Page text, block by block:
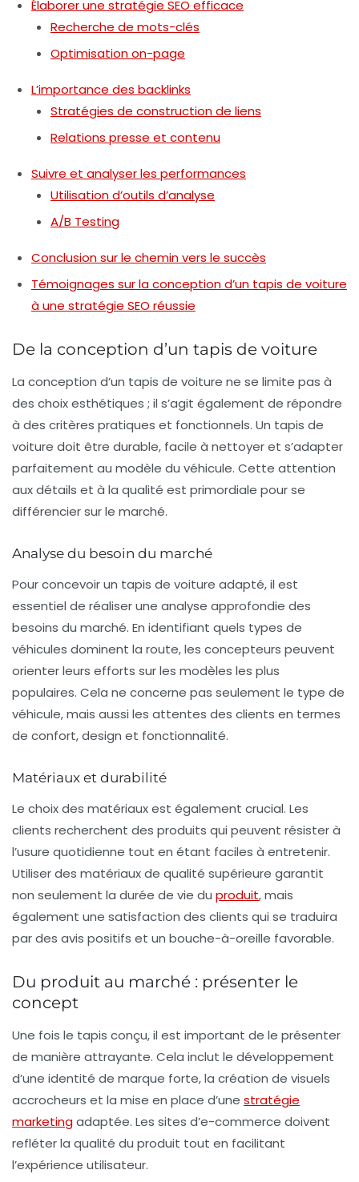
Élaborer une stratégie SEO efficace
Recherche de mots-clés
Optimisation on-page
L’importance des backlinks
Stratégies de construction de liens
Relations presse et contenu
Suivre et analyser les performances
Utilisation d’outils d’analyse
A/B Testing
Conclusion sur le chemin vers le succès
Témoignages sur la conception d’un tapis de voiture
à une stratégie SEO réussie
De la conception d’un tapis de voiture
La conception d’un tapis de voiture ne se limite pas à
des choix esthétiques ; il s’agit également de répondre
à des critères pratiques et fonctionnels. Un tapis de
voiture doit être durable, facile à nettoyer et s’adapter
parfaitement au modèle du véhicule. Cette attention
aux détails et à la qualité est primordiale pour se
différencier sur le marché.
Analyse du besoin du marché
Pour concevoir un tapis de voiture adapté, il est
essentiel de réaliser une analyse approfondie des
besoins du marché. En identifiant quels types de
véhicules dominent la route, les concepteurs peuvent
orienter leurs efforts sur les modèles les plus
populaires. Cela ne concerne pas seulement le type de
véhicule, mais aussi les attentes des clients en termes
de confort, design et fonctionnalité.
Matériaux et durabilité
Le choix des matériaux est également crucial. Les
clients recherchent des produits qui peuvent résister à
l’usure quotidienne tout en étant faciles à entretenir.
Utiliser des matériaux de qualité supérieure garantit
non seulement la durée de vie du produit, mais
également une satisfaction des clients qui se traduira
par des avis positifs et un bouche-à-oreille favorable.
Du produit au marché : présenter le
concept
Une fois le tapis conçu, il est important de le présenter
de manière attrayante. Cela inclut le développement
d’une identité de marque forte, la création de visuels
accrocheurs et la mise en place d’une stratégie
marketingadaptée. Les sites d’e-commerce doivent
refléter la qualité du produit tout en facilitant
l’expérience utilisateur.